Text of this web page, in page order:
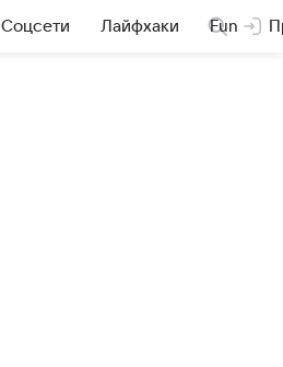
Соцсети Лайфхаки Fun